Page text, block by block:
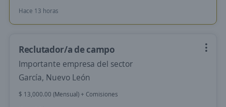
Hace 13 horas
Reclutador/a de campo
Importante empresa del sector
García, Nuevo León
$ 13,000.00 (Mensual) + Comisiones